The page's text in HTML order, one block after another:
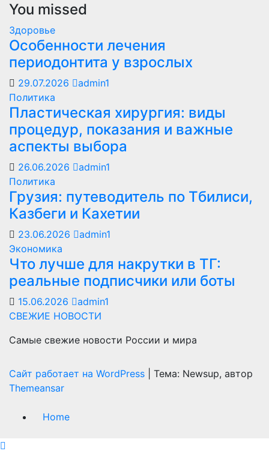
You missed
Здоровье
Особенности лечения
периодонтита у взрослых
29.07.2026
admin1
Политика
Пластическая хирургия: виды
процедур, показания и важные
аспекты выбора
26.06.2026
admin1
Политика
Грузия: путеводитель по Тбилиси,
Казбеги и Кахетии
23.06.2026
admin1
Экономика
Что лучше для накрутки в ТГ:
реальные подписчики или боты
15.06.2026
admin1
СВЕЖИЕ НОВОСТИ
Самые свежие новости России и мира
Сайт работает на WordPress
Тема: Newsup, автор
Themeansar
Home